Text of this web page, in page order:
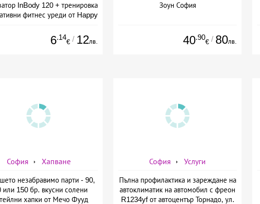
InBody 120 + тренировка
фитнес уреди от Happy
6.14
€ / 12лв.
Зоун София
40.90
€ / 80лв.
София Хапване
незабравимо парти - 90,
или 150 бр. вкусни солени
хапки от Мечо Фууд
София Услуги
Пълна профилактика и зареждане на
автоклиматик на автомобил с фреон
R1234yf от автоцентър Торнадо, ул.